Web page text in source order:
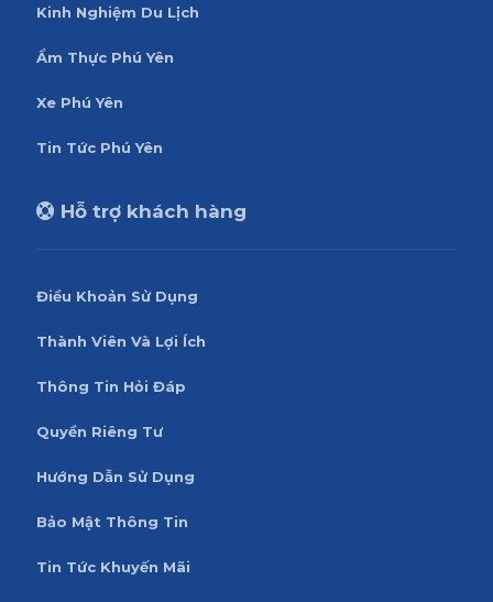
Kinh Nghiệm Du Lịch
Ẩm Thực Phú Yên
Xe Phú Yên
Tin Tức Phú Yên
Hỗ trợ khách hàng
Điều Khoản Sử Dụng
Thành Viên Và Lợi Ích
Thông Tin Hỏi Đáp
Quyền Riêng Tư
Hướng Dẫn Sử Dụng
Bảo Mật Thông Tin
Tin Tức Khuyến Mãi